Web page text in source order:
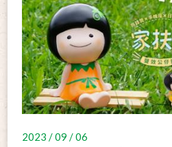
2023 / 09 / 06